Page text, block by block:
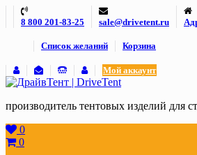
Skip
8 800 201-83-25 sale@drivetent.ru
Список желаний Корзина
Мой аккаунт
производитель тентовых изделий
0
0